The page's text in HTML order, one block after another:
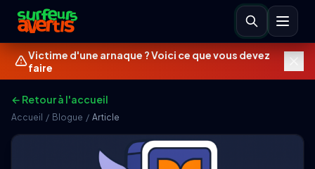
Victime d'une arnaque ? Voici ce que vous devez
faire
← Retour à l'accueil
Accueil / Blogue / Article